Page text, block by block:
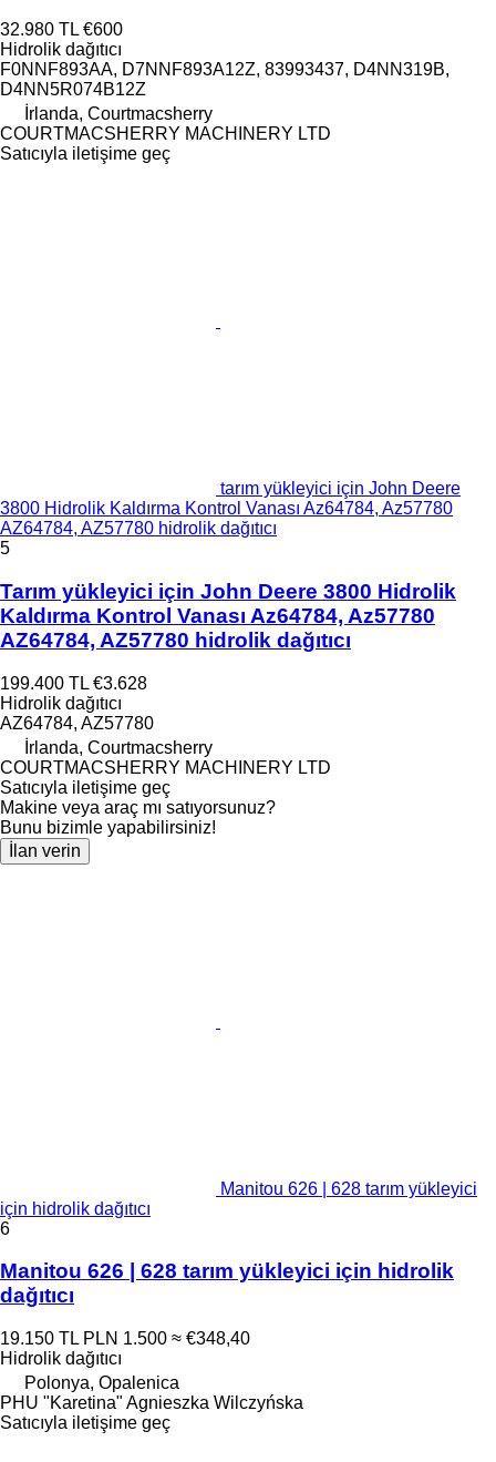
32.980 TL €600
Hidrolik dağıtıcı
F0NNF893AA, D7NNF893A12Z, 83993437, D4NN319B,
D4NN5R074B12Z
İrlanda, Courtmacsherry
COURTMACSHERRY MACHINERY LTD
Satıcıyla iletişime geç
tarım yükleyici için John Deere
3800 Hidrolik Kaldırma Kontrol Vanası Az64784, Az57780
AZ64784, AZ57780 hidrolik dağıtıcı
5
Tarım yükleyici için John Deere 3800 Hidrolik
Kaldırma Kontrol Vanası Az64784, Az57780
AZ64784, AZ57780 hidrolik dağıtıcı
199.400 TL €3.628
Hidrolik dağıtıcı
AZ64784, AZ57780
İrlanda, Courtmacsherry
COURTMACSHERRY MACHINERY LTD
Satıcıyla iletişime geç
Makine veya araç mı satıyorsunuz?
Bunu bizimle yapabilirsiniz!
İlan verin
Manitou 626 | 628 tarım yükleyici
için hidrolik dağıtıcı
6
Manitou 626 | 628 tarım yükleyici için hidrolik
dağıtıcı
19.150 TL PLN 1.500 ≈ €348,40
Hidrolik dağıtıcı
Polonya, Opalenica
PHU "Karetina" Agnieszka Wilczyńska
Satıcıyla iletişime geç